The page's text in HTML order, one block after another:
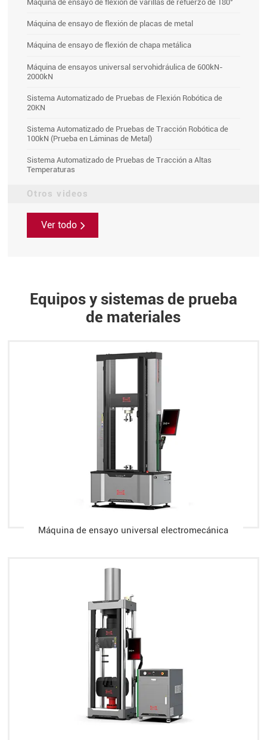
Máquina de ensayo de flexión de varillas de refuerzo de 180°
Máquina de ensayo de flexión de placas de metal
Máquina de ensayo de flexión de chapa metálica
Máquina de ensayos universal servohidráulica de 600kN-
2000kN
Sistema Automatizado de Pruebas de Flexión Robótica de
20KN
Sistema Automatizado de Pruebas de Tracción Robótica de
100kN (Prueba en Láminas de Metal)
Sistema Automatizado de Pruebas de Tracción a Altas
Temperaturas
Otros videos
Ver todo
Equipos y sistemas de prueba
de materiales
Máquina de ensayo universal electromecánica